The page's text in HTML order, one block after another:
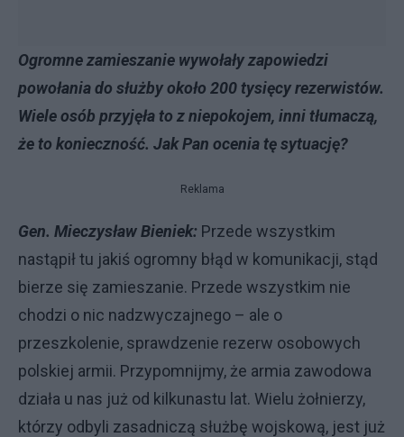
Ogromne zamieszanie wywołały zapowiedzi
powołania do służby około 200 tysięcy rezerwistów.
Wiele osób przyjęła to z niepokojem, inni tłumaczą,
że to konieczność. Jak Pan ocenia tę sytuację?
Reklama
Gen. Mieczysław Bieniek: Przede wszystkim
nastąpił tu jakiś ogromny błąd w komunikacji, stąd
bierze się zamieszanie. Przede wszystkim nie
chodzi o nic nadzwyczajnego – ale o
przeszkolenie, sprawdzenie rezerw osobowych
polskiej armii. Przypomnijmy, że armia zawodowa
działa u nas już od kilkunastu lat. Wielu żołnierzy,
którzy odbyli zasadniczą służbę wojskową, jest już